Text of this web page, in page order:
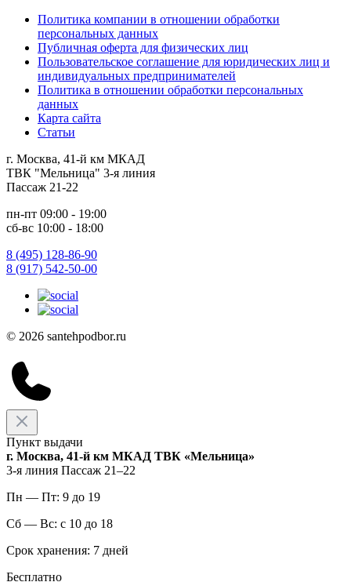
Политика компании в отношении обработки
персональных данных
Публичная оферта для физических лиц
Пользовательское соглашение для юридических лиц и
индивидуальных предпринимателей
Политика в отношении обработки персональных
данных
Карта сайта
Статьи
г. Москва, 41-й км МКАД
ТВК "Мельница" 3-я линия
Пассаж 21-22
пн-пт 09:00 - 19:00
сб-вс 10:00 - 18:00
8 (495) 128-86-90
8 (917) 542-50-00
© 2026 santehpodbor.ru
Пункт выдачи
г. Москва, 41-й км МКАД ТВК «Мельница»
3-я линия Пассаж 21–22
Пн — Пт: 9 до 19
Сб — Вс: с 10 до 18
Срок хранения: 7 дней
Бесплатно